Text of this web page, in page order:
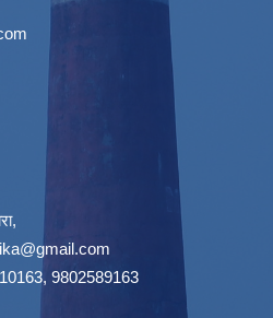
9802589163